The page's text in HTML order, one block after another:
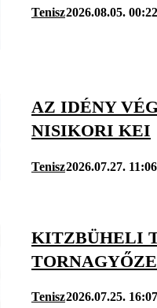
Tenisz2026.08.05. 00:22
AZ IDÉNY
NISIKORI KEI
Tenisz2026.07.27. 11:06
KITZBÜHELI
Tenisz2026.07.25. 16:07